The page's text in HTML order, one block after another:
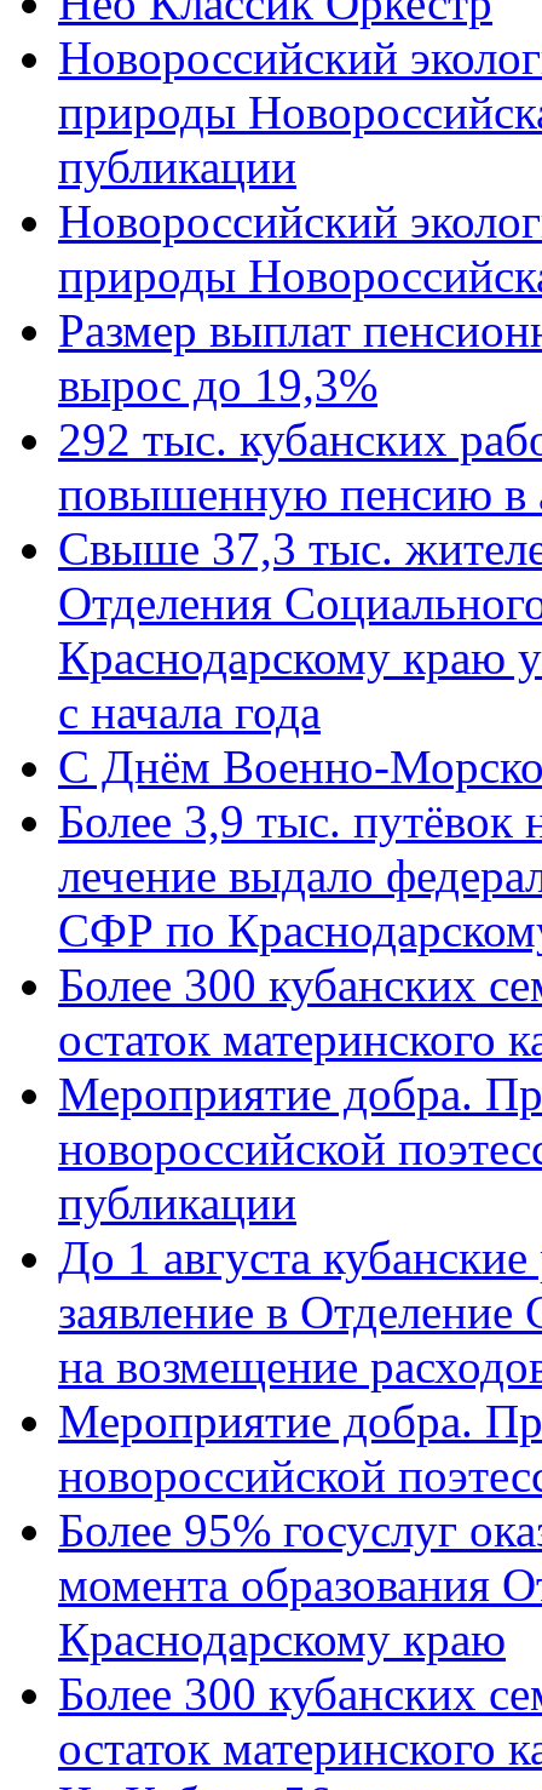
Новороссийский
природы
публикации
Новороссийский
природы
Размер выплат
вырос до 19,3%
292 тыс. кубанских
повышенную пенсию в
Свыше 37,3 тыс.
Отделения
Краснодарскому краю
с начала года
C Днём Военно-
Более 3,9 тыс. путёвок
лечение выдало
СФР по
Более 300 кубанских
остаток материнского
Мероприятие добра.
новороссийской
публикации
До 1 августа
заявление в
на возмещение
Мероприятие добра.
новороссийской
Более 95% госуслуг
момента образования
Краснодарскому краю
Более 300 кубанских
остаток материнского